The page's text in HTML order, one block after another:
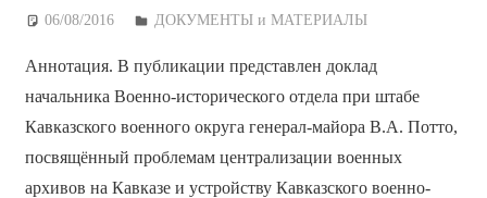
06/08/2016 Дежурный по Редакции
ДОКУМЕНТЫ и МАТЕРИАЛЫ
Аннотация. В публикации представлен доклад
начальника Военно-исторического отдела при штабе
Кавказского военного округа генерал-майора В.А. Потто,
посвящённый проблемам централизации военных
архивов на Кавказе и устройству Кавказского военно-